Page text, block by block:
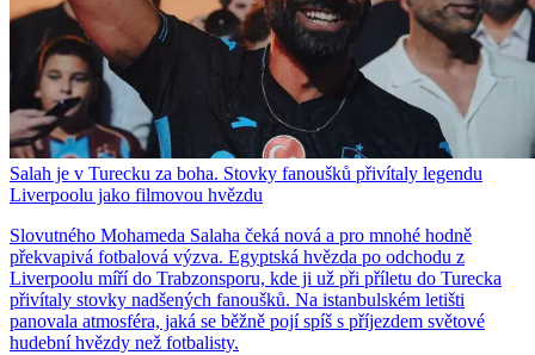
Salah je v Turecku za boha. Stovky fanoušků přivítaly legendu
Liverpoolu jako filmovou hvězdu
Slovutného Mohameda Salaha čeká nová a pro mnohé hodně
překvapivá fotbalová výzva. Egyptská hvězda po odchodu z
Liverpoolu míří do Trabzonsporu, kde ji už při příletu do Turecka
přivítaly stovky nadšených fanoušků. Na istanbulském letišti
panovala atmosféra, jaká se běžně pojí spíš s příjezdem světové
hudební hvězdy než fotbalisty.